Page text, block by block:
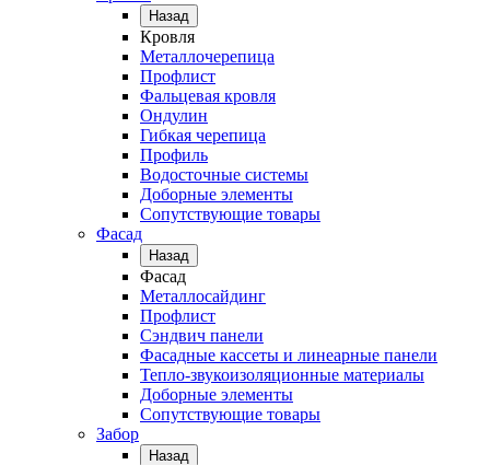
Назад
Кровля
Металлочерепица
Профлист
Фальцевая кровля
Ондулин
Гибкая черепица
Профиль
Водосточные системы
Доборные элементы
Сопутствующие товары
Фасад
Назад
Фасад
Металлосайдинг
Профлист
Сэндвич панели
Фасадные кассеты и линеарные панели
Тепло-звукоизоляционные материалы
Доборные элементы
Сопутствующие товары
Забор
Назад